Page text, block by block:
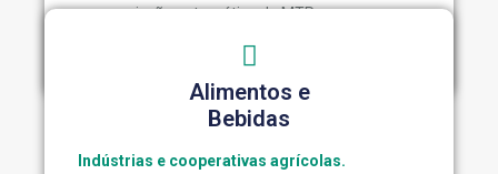
com emissão automática de MTRs,
Alimentos e
Bebidas
Indústrias e cooperativas agrícolas.